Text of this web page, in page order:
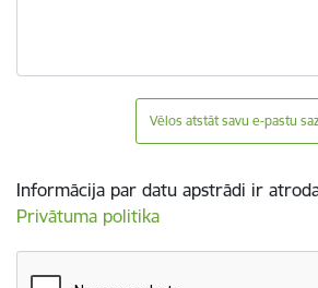
Vēlos atstāt savu e-pastu
Informācija par datu apstrādi ir
Privātuma politika